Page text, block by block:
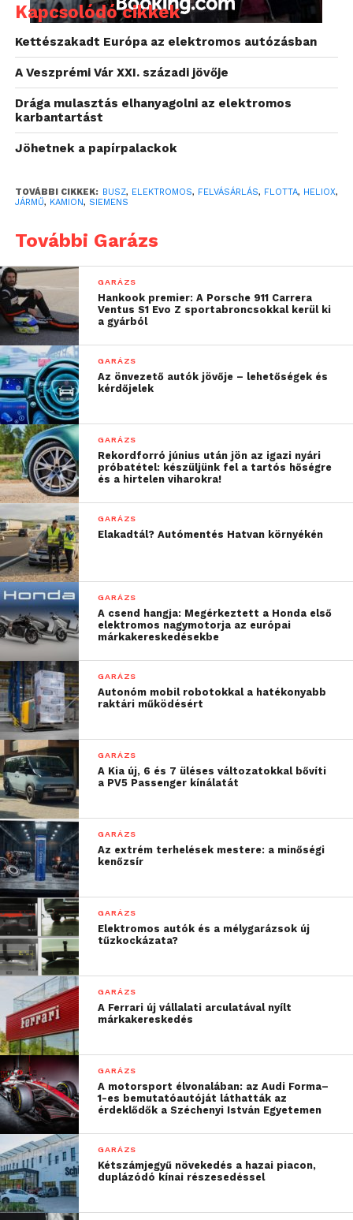
Az elektromos járművek (EV) töltőinfrastruktúra
piacán ezek, az e-busz és e-kamion flották számára
készült DC gyorstöltési megoldások a
leggyorsabban növekvő szegmensnek számítanak.
mobilitási kínálata is bővül a Heliox töltőfelügyeleti
és energiagazdálkodási szolgáltatásaival, ezzel is
biztosítva ügyfeleinek a töltési infrastruktúrák
hatékony működtetését, különösen Európában és
Észak-Amerikában. A felvásárlás összegét nem
közölték a felek.
A Siemens Smart Infrastructure divíziójához tartozó
e-mobilitási üzletág az IoT-képes hardverek,
szoftverek és szolgáltatások széles skáláját
értékesíti világszerte, AC és DC töltéshez egyaránt,
11 kW kapacitástól egészen 1 megawatt töltésig.
Magyarországon is teljeskörű e-mobilitási
megoldásokat kínál a Siemens Zrt., legyen szó akár
teljes körű EV töltési infrastruktúra kiépítéséről,
vagy töltő- és flottamenedzsment szoftverekkel
való működésoptimalizációról. A hazai portfólió
emellett nemrég távdiagnosztikai, valamint
expressz tartalékalkatrész-ellátási
is bővült.
További friss híreket talál aTechnokratafőoldalán!
Csatlakozzon hozzánk aFacebookon
Kapcsolódó cikkek
Kettészakadt Európa az elektromos autózásban
A Veszprémi Vár XXI. századi jövője
Drága mulasztás elhanyagolni az elektromos
karbantartást
Jöhetnek a papírpalackok
TOVÁBBI CIKKEK: BUSZ, ELEKTROMOS, FELVÁSÁRLÁS, FLOTTA, HELIOX,
JÁRMŰ, KAMION, SIEMENS
További Garázs
GARÁZS
Hankook premier: A Porsche 911 Carrera
Ventus S1 Evo Z sportabroncsokkal kerül ki
a gyárból
GARÁZS
Az önvezető autók jövője – lehetőségek és
kérdőjelek
GARÁZS
Rekordforró június után jön az igazi nyári
próbatétel: készüljünk fel a tartós hőségre
és a hirtelen viharokra!
GARÁZS
Elakadtál? Autómentés Hatvan környékén
GARÁZS
A csend hangja: Megérkeztett a Honda első
elektromos nagymotorja az európai
márkakereskedésekbe
GARÁZS
Autonóm mobil robotokkal a hatékonyabb
raktári működésért
GARÁZS
A Kia új, 6 és 7 üléses változatokkal bővíti
a PV5 Passenger kínálatát
GARÁZS
Az extrém terhelések mestere: a minőségi
kenőzsír
GARÁZS
Elektromos autók és a mélygarázsok új
tűzkockázata?
GARÁZS
A Ferrari új vállalati arculatával nyílt
márkakereskedés
GARÁZS
A motorsport élvonalában: az Audi Forma–
1-es bemutatóautóját láthatták az
érdeklődők a Széchenyi István Egyetemen
GARÁZS
Kétszámjegyű növekedés a hazai piacon,
duplázódó kínai részesedéssel